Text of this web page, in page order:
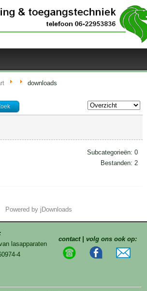
downloads
Subcategorieën: 0
Bestanden: 2
Powered by jDownloads
lasapparaten
4
contact | volg ons ook op: